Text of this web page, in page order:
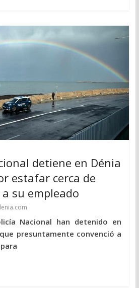
detiene en Dénia
estafar cerca de
su empleado
Nacional han detenido en
presuntamente convenció a